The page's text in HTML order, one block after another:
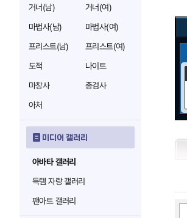
거너(남)
거너(여)
마법사(남)
마법사(여)
프리스트(남)
프리스트(여)
도적
나이트
마창사
총검사
아처
미디어 갤러리
아바타 갤러리
득템 자랑 갤러리
팬아트 갤러리